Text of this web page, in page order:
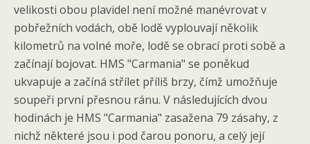
velikosti obou plavidel není možné manévrovat v
pobřežních vodách, obě lodě vyplouvají několik
kilometrů na volné moře, lodě se obrací proti sobě a
začínají bojovat. HMS "Carmania" se poněkud
ukvapuje a začíná střílet příliš brzy, čímž umožňuje
soupeři první přesnou ránu. V následujících dvou
hodinách je HMS "Carmania" zasažena 79 zásahy, z
nichž některé jsou i pod čarou ponoru, a celý její